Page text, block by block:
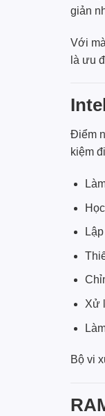
giản
Với
là ưu
Điểm
kiệm
Xử
Bộ vi